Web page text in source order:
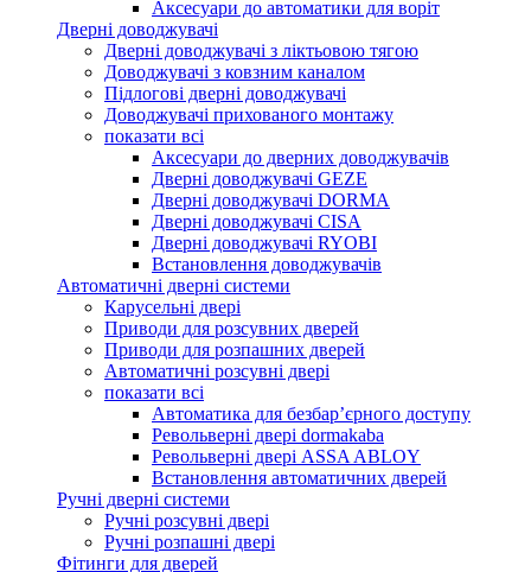
Аксесуари до автоматики для воріт
Дверні доводжувачі
Дверні доводжувачі з ліктьовою тягою
Доводжувачі з ковзним каналом
Підлогові дверні доводжувачі
Доводжувачі прихованого монтажу
показати всі
Аксесуари до дверних доводжувачів
Дверні доводжувачі GEZE
Дверні доводжувачі DORMA
Дверні доводжувачі CISA
Дверні доводжувачі RYOBI
Встановлення доводжувачів
Автоматичні дверні системи
Карусельні двері
Приводи для розсувних дверей
Приводи для розпашних дверей
Автоматичні розсувні двері
показати всі
Автоматика для безбар’єрного доступу
Револьверні двері dormakaba
Револьверні двері ASSA ABLOY
Встановлення автоматичних дверей
Ручні дверні системи
Ручні розсувні двері
Ручні розпашні двері
Фітинги для дверей